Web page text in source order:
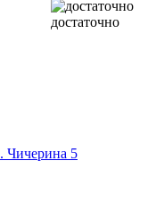
достаточно
Чичерина 5